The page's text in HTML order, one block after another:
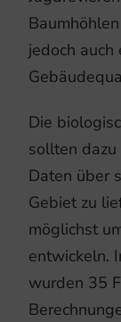
jedoch auch
Die
sollten
Daten über
Gebiet zu
möglichst
entwickeln.
wurden 35